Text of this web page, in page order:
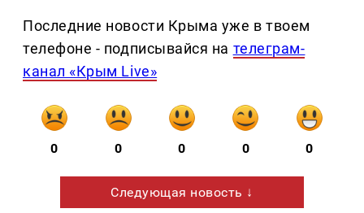
Последние новости Крыма уже в твоем
телефоне - подписывайся на телеграм-
канал «Крым Live»
0 0 0 0 0
Следующая новость ↓